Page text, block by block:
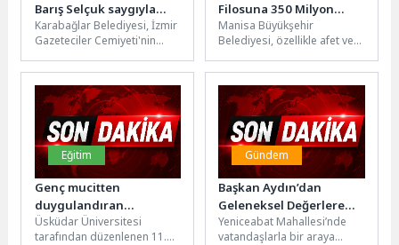
Barış Selçuk saygıyla
anıldı
Karabağlar Belediyesi, İzmir
Gazeteciler Cemiyeti'nin
görevi başında yaşamını
yitiren Gazeteci Barış...
Filosuna 350 Milyon
TL’lik Güç Takviyesi
Manisa Büyükşehir
Belediyesi, özellikle afet ve
kapasitesini güçlendirmek
amacıyla öz kaynaklarıyla
yaklaşık 350...
Eğitim
Genç mucitten
duygulandıran
konuşma…
Üsküdar Üniversitesi
tarafından düzenlenen 11.
Gündem
Başkan Aydın’dan
Geleneksel Değerlere
Vurgu
Yeniceabat Mahallesi’nde
vatandaşlarla bir araya